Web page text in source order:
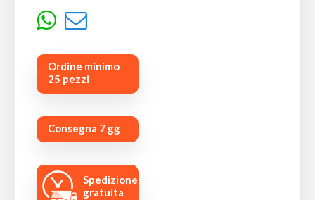
Ordine minimo
25 pezzi
Consegna 7 gg
Spedizione
gratuita